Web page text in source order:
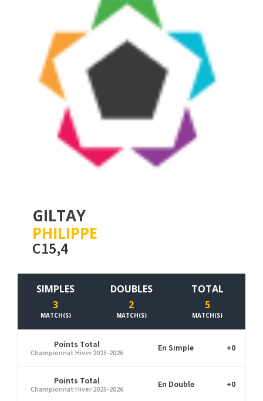
GILTAY
PHILIPPE
C15,4
SIMPLES
3
MATCH(S)
DOUBLES
2
MATCH(S)
TOTAL
5
MATCH(S)
Points Total
Championnat Hiver 2025-2026 En Simple +0
Points Total
Championnat Hiver 2025-2026 En Double +0